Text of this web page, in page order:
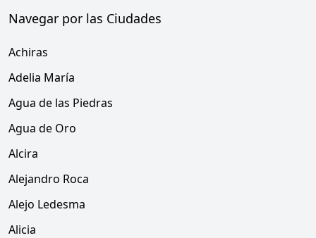
Navegar por las Ciudades
Achiras
Adelia María
Agua de las Piedras
Agua de Oro
Alcira
Alejandro Roca
Alejo Ledesma
Alicia